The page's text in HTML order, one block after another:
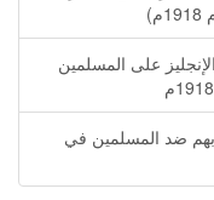
الإنجليز على المسلمين
ضد المسلمين في